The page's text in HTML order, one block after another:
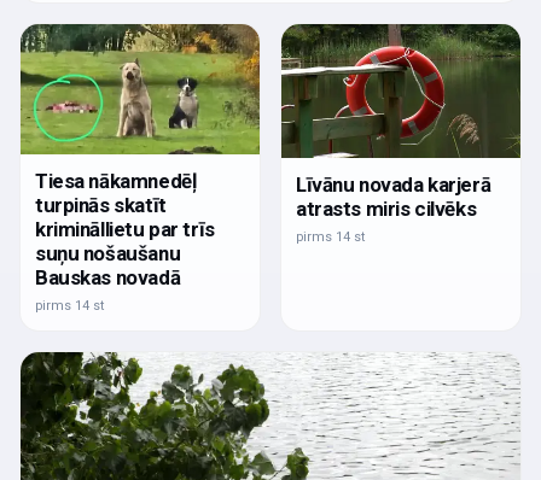
Tiesa nākamnedēļ
turpinās skatīt
krimināllietu par trīs
suņu nošaušanu
Bauskas novadā
pirms 14 st
Līvānu novada karjerā
atrasts miris cilvēks
pirms 14 st